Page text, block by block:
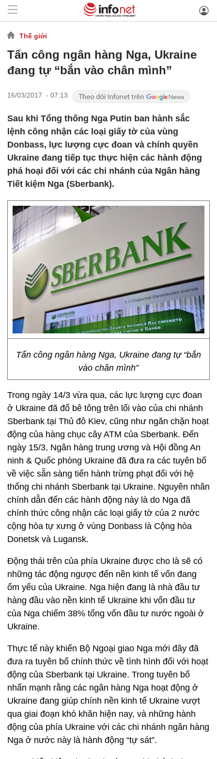
Thế giới
Tấn công ngân hàng Nga, Ukraine
đang tự “bắn vào chân mình”
16/03/2017 - 07:13
Sau khi Tổng thống Nga Putin ban hành sắc
lệnh công nhận các loại giấy tờ của vùng
Donbass, lực lượng cực đoan và chính quyền
Ukraine đang tiếp tục thực hiện các hành động
phá hoại đối với các chi nhánh của Ngân hàng
Tiết kiệm Nga (Sberbank).
Tấn công ngân hàng Nga, Ukraine đang tự “bắn
vào chân mình”
Trong ngày 14/3 vừa qua, các lực lượng cực đoan
ở Ukraine đã đổ bê tông trên lối vào của chi nhánh
Sberbank tại Thủ đô Kiev, cũng như ngăn chặn hoạt
động của hàng chục cây ATM của Sberbank. Đến
ngày 15/3, Ngân hàng trung ương và Hội đồng An
ninh & Quốc phòng Ukraine đã đưa ra các tuyên bố
về việc sẵn sàng tiến hành trừng phạt đối với hệ
thống chi nhánh Sberbank tại Ukraine. Nguyên nhân
chính dẫn đến các hành động này là do Nga đã
chính thức công nhận các loại giấy tờ của 2 nước
cộng hòa tự xưng ở vùng Donbass là Cộng hòa
Donetsk và Lugansk.
Động thái trên của phía Ukraine được cho là sẽ có
những tác động ngược đến nền kinh tế vốn đang
ốm yếu của Ukraine. Nga hiện đang là nhà đầu tư
hàng đầu vào nền kinh tế Ukraine khi vốn đầu tư
của Nga chiếm 38% tổng vốn đầu tư nước ngoài ở
Ukraine.
Thực tế này khiến Bộ Ngoại giao Nga mới đây đã
đưa ra tuyên bố chính thức về tình hình đối với hoạt
động của Sberbank tại Ukraine. Trong tuyên bố
nhấn mạnh rằng các ngân hàng Nga hoạt động ở
Ukraine đang giúp chính nền kinh tế Ukraine vượt
qua giai đoạn khó khăn hiện nay, và những hành
động của phía Ukraine với các chi nhánh ngân hàng
Nga ở nước này là hành động “tự sát”.